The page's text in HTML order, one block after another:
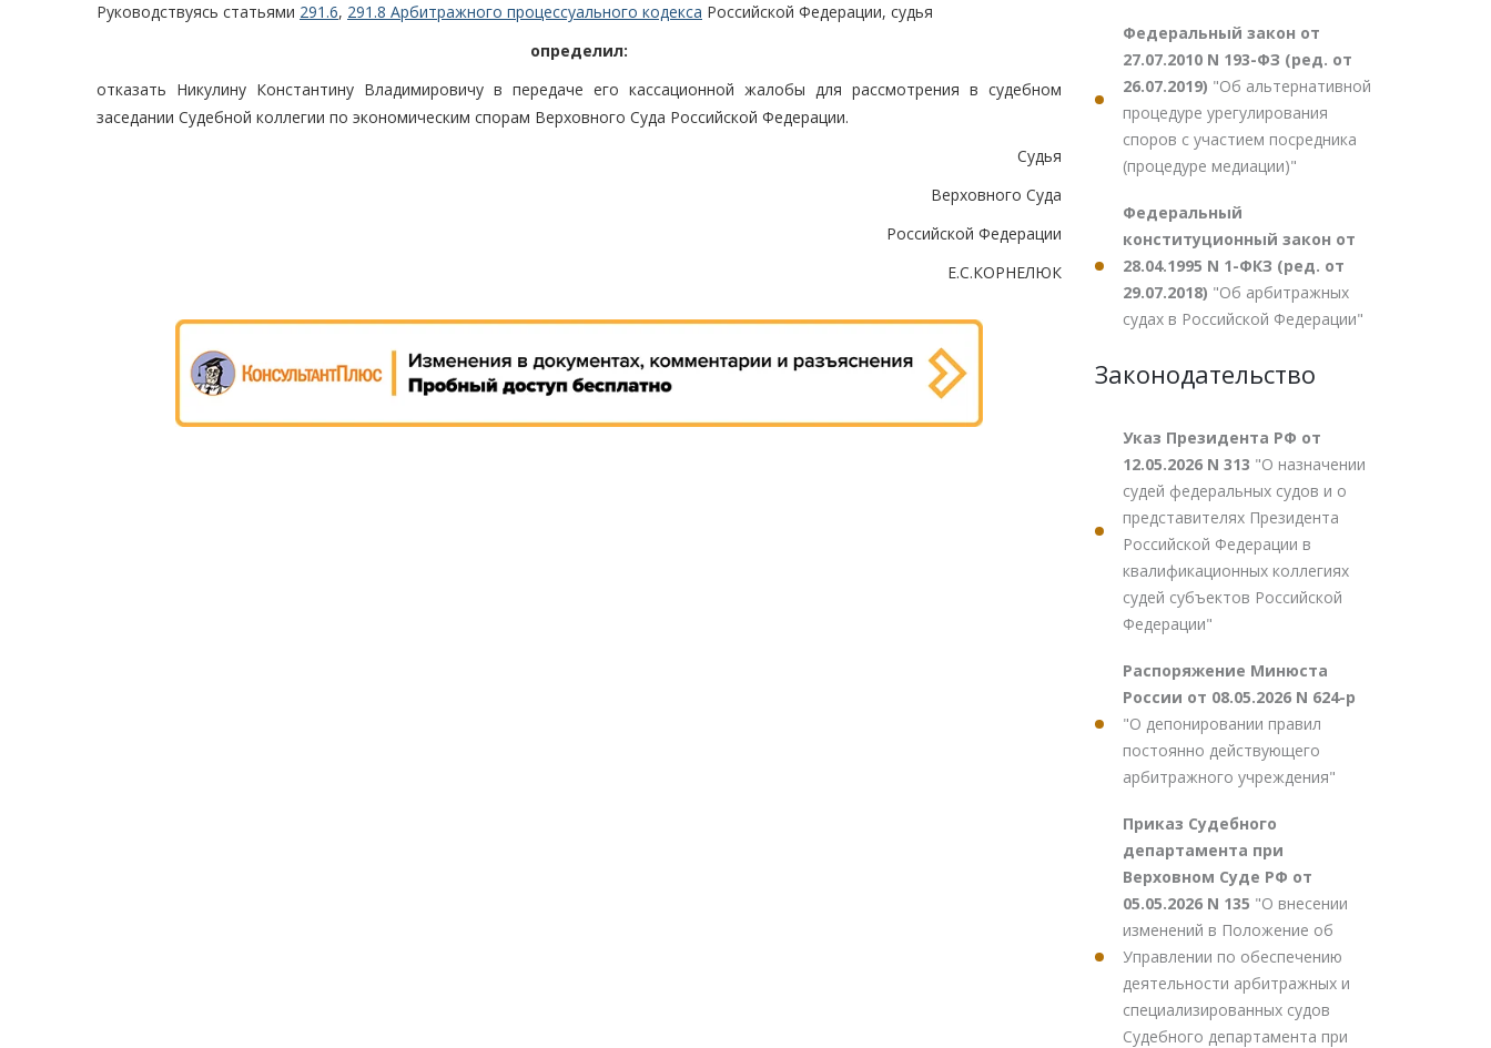
Руководствуясь статьями 291.6, 291.8 Арбитражного процессуального кодекса Российской Федерации, судья
определил:
отказать Никулину Константину Владимировичу в передаче его кассационной жалобы для рассмотрения в судебном
заседании Судебной коллегии по экономическим спорам Верховного Суда Российской Федерации.
Судья
Верховного Суда
Российской Федерации
Е.С.КОРНЕЛЮК
Федеральный закон от
27.07.2010 N 193-ФЗ (ред. от
26.07.2019) "Об альтернативной
процедуре урегулирования
споров с участием посредника
(процедуре медиации)"
Федеральный
конституционный закон от
28.04.1995 N 1-ФКЗ (ред. от
29.07.2018) "Об арбитражных
судах в Российской Федерации"
Законодательство
Указ Президента РФ от
12.05.2026 N 313 "О назначении
судей федеральных судов и о
представителях Президента
Российской Федерации в
квалификационных коллегиях
судей субъектов Российской
Федерации"
Распоряжение Минюста
России от 08.05.2026 N 624-р
"О депонировании правил
постоянно действующего
арбитражного учреждения"
Приказ Судебного
департамента при
Верховном Суде РФ от
05.05.2026 N 135 "О внесении
изменений в Положение об
Управлении по обеспечению
деятельности арбитражных и
специализированных судов
Судебного департамента при